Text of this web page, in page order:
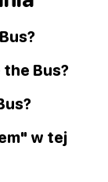
Bus?
w tej